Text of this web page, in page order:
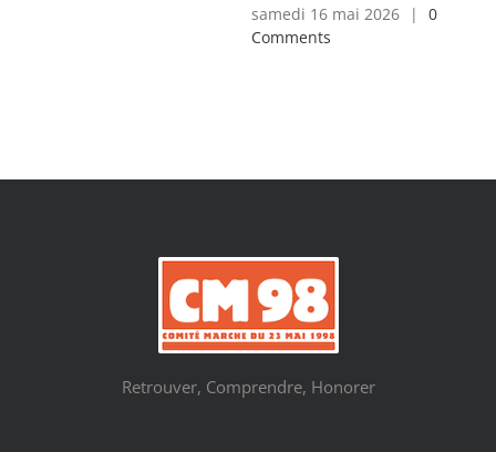
samedi 16 mai 2026 |
0
Comments
Retrouver, Comprendre, Honorer